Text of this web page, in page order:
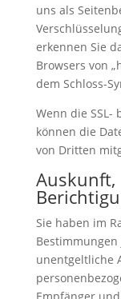
uns als
erkennen Sie
Browsers von
dem Schloss-
Wenn die SSL-
können die
von Dritten
Auskunft,
Sie haben im
unentgeltliche